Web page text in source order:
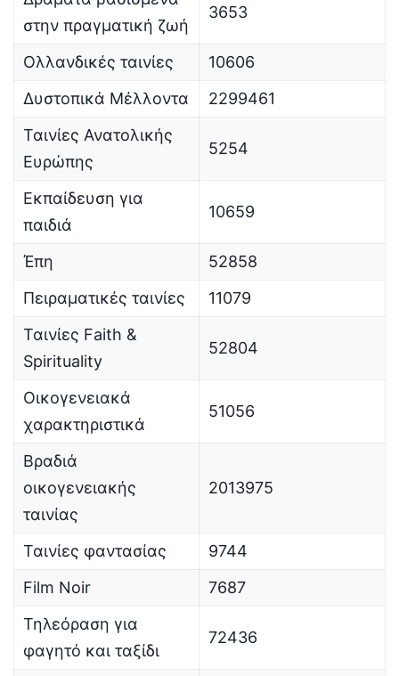
στην πραγματική ζωή
3653
Ολλανδικές ταινίες
10606
Δυστοπικά Μέλλοντα
2299461
Ταινίες Ανατολικής
Ευρώπης
5254
Εκπαίδευση για
παιδιά
10659
Έπη
52858
Πειραματικές ταινίες
11079
Ταινίες Faith &
Spirituality
52804
Οικογενειακά
χαρακτηριστικά
51056
Βραδιά
οικογενειακής
ταινίας
2013975
Ταινίες φαντασίας
9744
Film Noir
7687
Τηλεόραση για
φαγητό και ταξίδι
72436